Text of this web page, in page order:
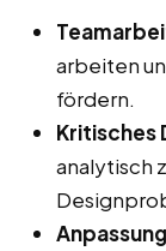
arbeiten
fördern.
Kritisches
analytisch